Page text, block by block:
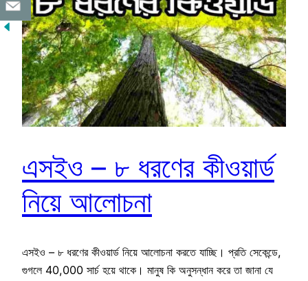
এসইও – ৮ ধরণের কীওয়ার্ড
নিয়ে আলোচনা
এসইও – ৮ ধরণের কীওয়ার্ড নিয়ে আলোচনা করতে যাচ্ছি। প্রতি সেকেন্ডে,
গুগলে 40,000 সার্চ হয়ে থাকে। মানুষ কি অনুসন্ধান করে তা জানা যে